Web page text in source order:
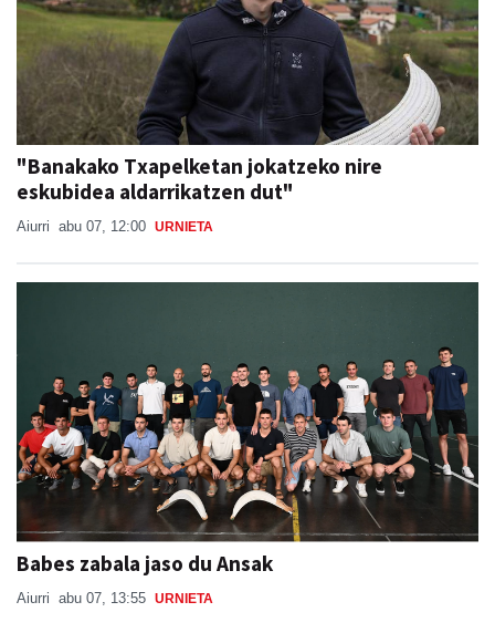
"Banakako Txapelketan jokatzeko nire
eskubidea aldarrikatzen dut"
Aiurri abu 07, 12:00 URNIETA
Babes zabala jaso du Ansak
Aiurri abu 07, 13:55 URNIETA